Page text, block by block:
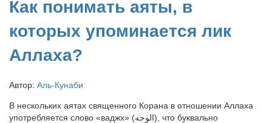
Как понимать аяты, в
которых упоминается лик
Аллаха?
Автор: Аль-Кунаби
В нескольких аятах священного Корана в отношении Аллаха
употребляется слово «ваджх» (الوجه), что буквально